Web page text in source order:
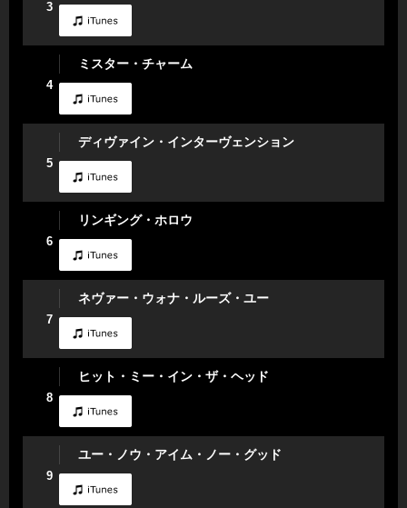
3
4
ミスター・チャーム
5
ディヴァイン・インターヴェンション
6
リンギング・ホロウ
7
ネヴァー・ウォナ・ルーズ・ユー
8
ヒット・ミー・イン・ザ・ヘッド
9
ユー・ノウ・アイム・ノー・グッド